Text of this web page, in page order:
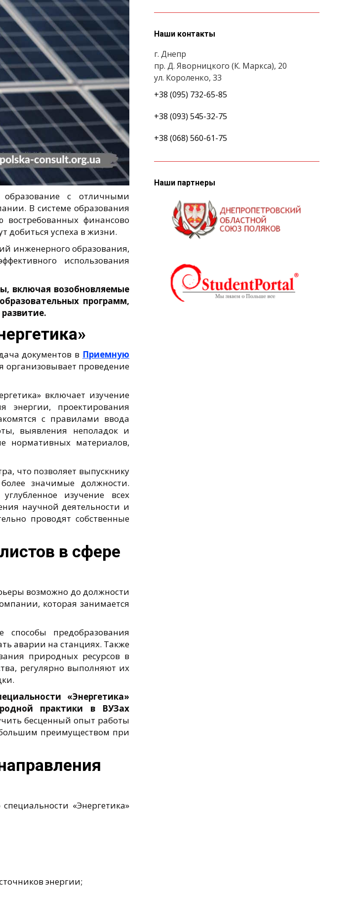
с отличными
В системе образования
востребованных финансово
добиться успеха в жизни.
инженерного образования,
использования
включая возобновляемые
программ,
документов в Приемную
организовывает проведение
включает изучение
энергии, проектирования
с правилами ввода
выявления неполадок и
нормативных материалов,
что позволяет выпускнику
значимые должности.
изучение всех
научной деятельности и
проводят собственные
в сфере
возможно до должности
которая занимается
способы предобразования
аварии на станциях. Также
природных ресурсов в
регулярно выполняют их
«Энергетика»
практики в ВУЗах
бесценный опыт работы
преимуществом при
«Энергетика»
энергии;
Наши контакты
г. Днепр
пр. Д. Яворницкого (К. Маркса), 20
ул. Короленко, 33
+38 (095) 732-65-85
+38 (093) 545-32-75
+38 (068) 560-61-75
Наши партнеры